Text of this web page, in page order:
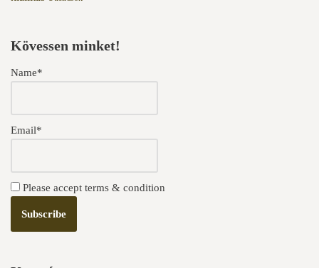
Kövessen minket!
Name*
Email*
Please accept terms & condition